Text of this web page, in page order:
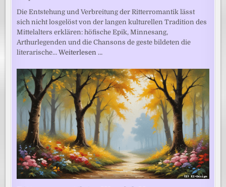
Die Entstehung und Verbreitung der Ritterromantik lässt
sich nicht losgelöst von der langen kulturellen Tradition des
Mittelalters erklären: höfische Epik, Minnesang,
Arthurlegenden und die Chansons de geste bildeten die
literarische…Weiterlesen …